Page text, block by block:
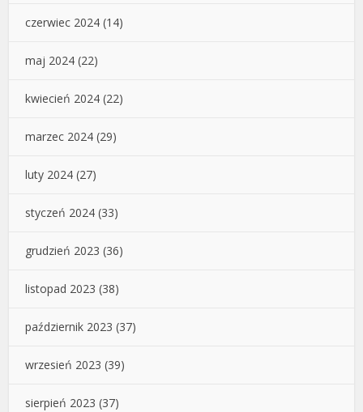
czerwiec 2024 (14)
maj 2024 (22)
kwiecień 2024 (22)
marzec 2024 (29)
luty 2024 (27)
styczeń 2024 (33)
grudzień 2023 (36)
listopad 2023 (38)
październik 2023 (37)
wrzesień 2023 (39)
sierpień 2023 (37)